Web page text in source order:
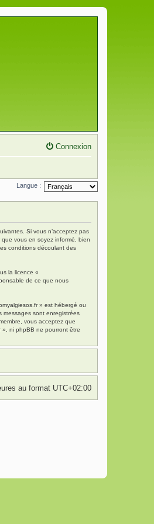
Connexion
Langue :
Si vous n’acceptez pas
vous en soyez informé, bien
conditions découlant des
la licence «
de ce que nous
» est hébergé ou
messages sont enregistrées
vous acceptez que
ni phpBB ne pourront être
au format UTC+02:00